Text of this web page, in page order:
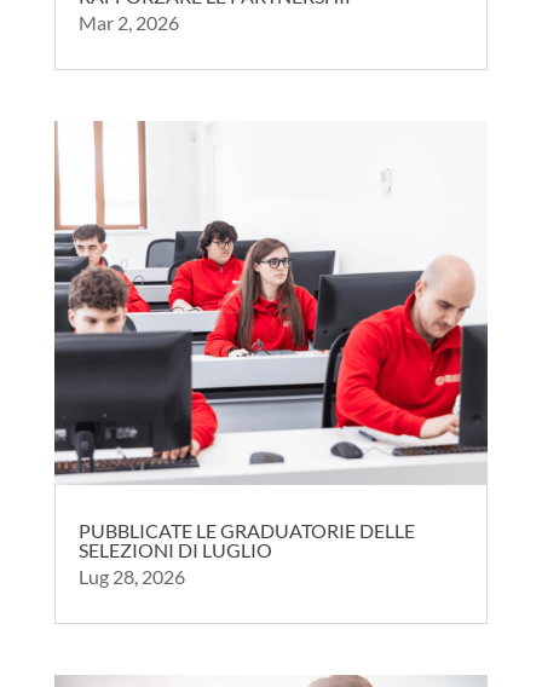
Mar 2, 2026
PUBBLICATE LE GRADUATORIE DELLE
SELEZIONI DI LUGLIO
Lug 28, 2026